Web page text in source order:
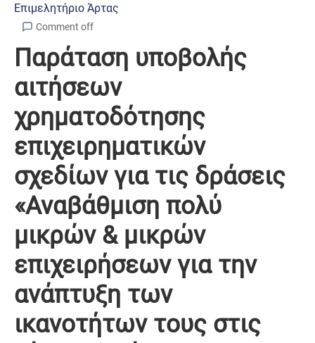
Επιμελητήριο Άρτας
Comment off
Παράταση υποβολής
αιτήσεων
χρηματοδότησης
επιχειρηματικών
σχεδίων για τις δράσεις
«Αναβάθμιση πολύ
μικρών & μικρών
επιχειρήσεων για την
ανάπτυξη των
ικανοτήτων τους στις